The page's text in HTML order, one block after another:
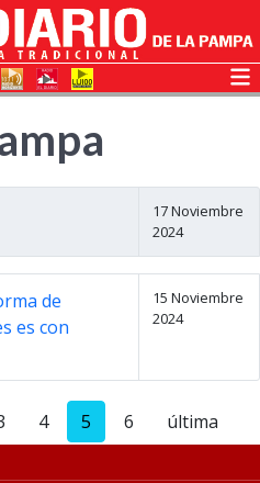
17 Noviembre
2024
de
es con
15 Noviembre
2024
4 5 6 última